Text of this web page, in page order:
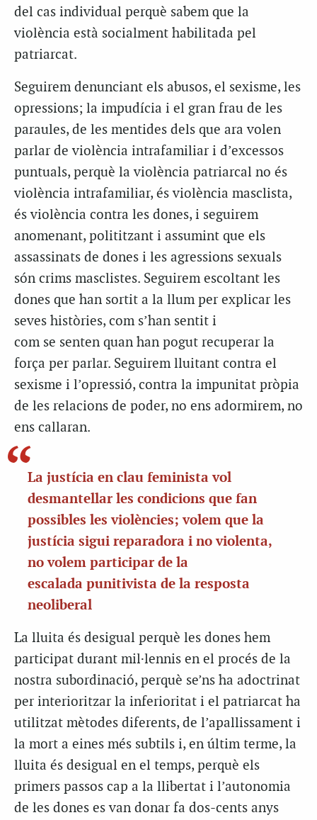
del cas individual perquè sabem que la
violència està socialment habilitada pel
patriarcat.
Seguirem denunciant els abusos, el sexisme, les
opressions; la impudícia i el gran frau de les
paraules, de les mentides dels que ara volen
parlar de violència intrafamiliar i d’excessos
puntuals, perquè la violència patriarcal no és
violència intrafamiliar, és violència masclista,
és violència contra les dones, i seguirem
anomenant, polititzant i assumint que els
assassinats de dones i les agressions sexuals
són crims masclistes. Seguirem escoltant les
dones que han sortit a la llum per explicar les
seves històries, com s’han sentit i
com se senten quan han pogut recuperar la
força per parlar. Seguirem lluitant contra el
sexisme i l’opressió, contra la impunitat pròpia
de les relacions de poder, no ens adormirem, no
ens callaran.
La justícia en clau feminista vol
desmantellar les condicions que fan
possibles les violències; volem que la
justícia sigui reparadora i no violenta,
no volem participar de la
escalada punitivista de la resposta
neoliberal
La lluita és desigual perquè les dones hem
participat durant mil·lennis en el procés de la
nostra subordinació, perquè se’ns ha adoctrinat
per interioritzar la inferioritat i el patriarcat ha
utilitzat mètodes diferents, de l’apallissament i
la mort a eines més subtils i, en últim terme, la
lluita és desigual en el temps, perquè els
primers passos cap a la llibertat i l’autonomia
de les dones es van donar fa dos-cents anys